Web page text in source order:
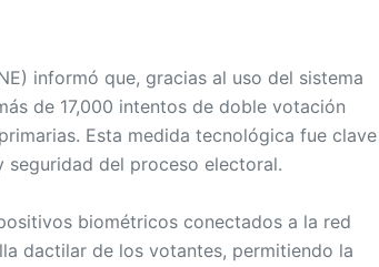
informó que, gracias al uso del sistema
de 17,000 intentos de doble votación
Esta medida tecnológica fue clave
del proceso electoral.
biométricos conectados a la red
dactilar de los votantes, permitiendo la